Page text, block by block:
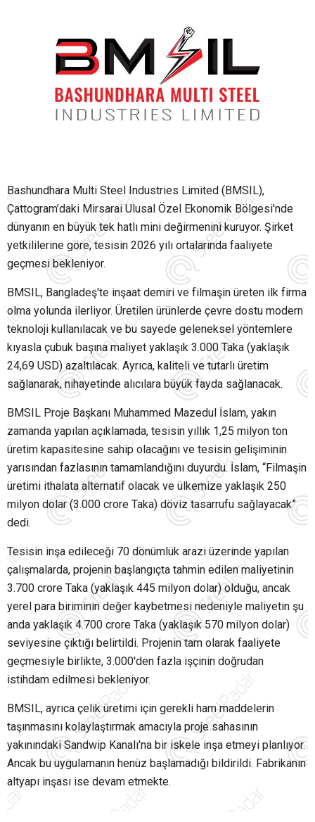
Bashundhara Multi Steel Industries Limited (BMSIL),
Çattogram’daki Mirsarai Ulusal Özel Ekonomik Bölgesi'nde
dünyanın en büyük tek hatlı mini değirmenini kuruyor. Şirket
yetkililerine göre, tesisin 2026 yılı ortalarında faaliyete
geçmesi bekleniyor.
BMSIL, Bangladeş'te inşaat demiri ve filmaşin üreten ilk firma
olma yolunda ilerliyor. Üretilen ürünlerde çevre dostu modern
teknoloji kullanılacak ve bu sayede geleneksel yöntemlere
kıyasla çubuk başına maliyet yaklaşık 3.000 Taka (yaklaşık
24,69 USD) azaltılacak. Ayrıca, kaliteli ve tutarlı üretim
sağlanarak, nihayetinde alıcılara büyük fayda sağlanacak.
BMSIL Proje Başkanı Muhammed Mazedul İslam, yakın
zamanda yapılan açıklamada, tesisin yıllık 1,25 milyon ton
üretim kapasitesine sahip olacağını ve tesisin gelişiminin
yarısından fazlasının tamamlandığını duyurdu. İslam, “Filmaşin
üretimi ithalata alternatif olacak ve ülkemize yaklaşık 250
milyon dolar (3.000 crore Taka) döviz tasarrufu sağlayacak”
dedi.
Tesisin inşa edileceği 70 dönümlük arazi üzerinde yapılan
çalışmalarda, projenin başlangıçta tahmin edilen maliyetinin
3.700 crore Taka (yaklaşık 445 milyon dolar) olduğu, ancak
yerel para biriminin değer kaybetmesi nedeniyle maliyetin şu
anda yaklaşık 4.700 crore Taka (yaklaşık 570 milyon dolar)
seviyesine çıktığı belirtildi. Projenin tam olarak faaliyete
geçmesiyle birlikte, 3.000'den fazla işçinin doğrudan
istihdam edilmesi bekleniyor.
BMSIL, ayrıca çelik üretimi için gerekli ham maddelerin
taşınmasını kolaylaştırmak amacıyla proje sahasının
yakınındaki Sandwip Kanalı'na bir iskele inşa etmeyi planlıyor.
Ancak bu uygulamanın henüz başlamadığı bildirildi. Fabrikanın
altyapı inşası ise devam etmekte.